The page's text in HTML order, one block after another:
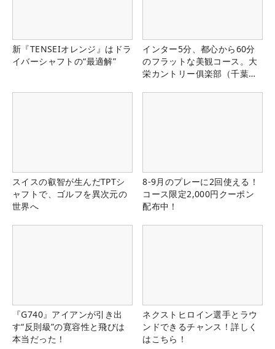
新『TENSEIオレンジ』はドラ
イバーシャフトの“最適解”
インター5分、都心から60分
のフラットな美観コース。大
栄カントリー俱楽部（千葉
スイスの叡智が生んだTPTシ
ャフトで、ゴルフを異次元の
世界へ
8-9月のプレーに2回使える！
コース限定2,000円クーポン
配布中！
『G740』アイアンが引き出
す“反則級”の寛容性と飛びは
本当だった！
ネクストヒロイン選手とラウ
ンドできるチャンス！詳しく
はこちら！